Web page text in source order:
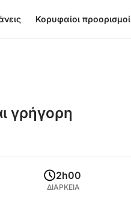
Κορυφαίοι προορισμοί
γρήγορη
2h00
ΔΙΑΡΚΕΙΑ